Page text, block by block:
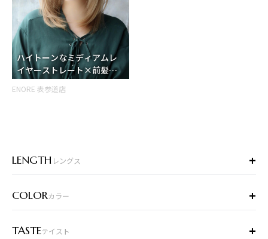
ハイトーンなミディアムレ
イヤーストレート×前髪あ
り
ENORE 表参道店
LENGTH レングス +
COLORカラー +
TASTEテイスト +